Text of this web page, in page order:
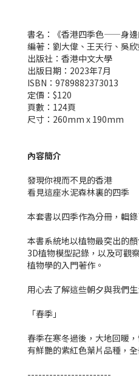
書名：《香港四季色——身邊
編著：劉大偉、王天行、吳
出版社：香港中文大學
出版日期：2023年7月
ISBN：9789882373013
定價：$120
頁數：124頁
尺寸：260mm x 190mm
內容簡介
發現你視而不見的香港
看見這座水泥森林裏的四季
本套書以四季作為分冊，輯
本書系統地以植物最突出的
3D植物模型記錄，以及可觀
植物學的入門著作。
用心去了解這些朝夕與我們
「春季」
春季在寒冬過後，大地回暖
有鮮艷的紫紅色葉片品種，全
-----------------------